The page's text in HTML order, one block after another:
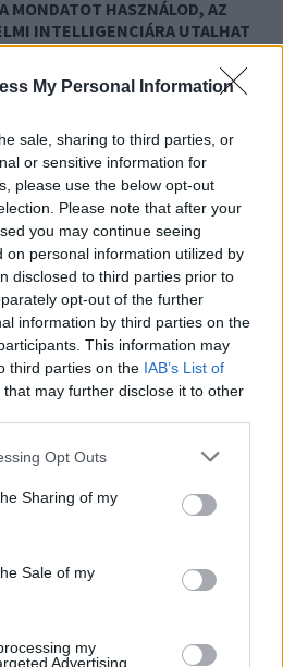
My Personal Information
sale, sharing to third parties, or
or sensitive information for
please use the below opt-out
Please note that after your
you may continue seeing
on personal information utilized by
disclosed to third parties prior to
opt-out of the further
information by third parties on the
This information may
third parties on the IAB’s List of
that may further disclose it to other
app uses one or more Google
behaviour. You may click to
and its third-party tags to
purposes in below Google
Opt Outs
Sharing of my
Sale of my
my
Advertising.
MONDATOT HASZNÁLOD, AZ
INTELLIGENCIÁRA UTALHAT
TÁROLJÁK A GYÓGYSZEREIKET –
JELENTKEZIK EZ A
FIGYELJ
AZ ECET VAGY A
EZT HASZNÁLJÁK A
a vízkövet
24 ÓRA TOVÁBBI HÍREI